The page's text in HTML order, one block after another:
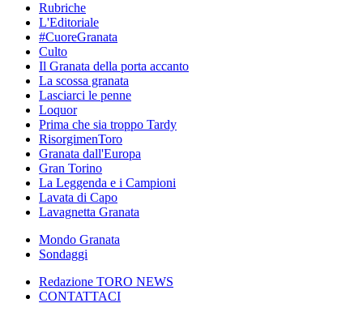
Rubriche
L'Editoriale
#CuoreGranata
Culto
Il Granata della porta accanto
La scossa granata
Lasciarci le penne
Loquor
Prima che sia troppo Tardy
RisorgimenToro
Granata dall'Europa
Gran Torino
La Leggenda e i Campioni
Lavata di Capo
Lavagnetta Granata
Mondo Granata
Sondaggi
Redazione TORO NEWS
CONTATTACI